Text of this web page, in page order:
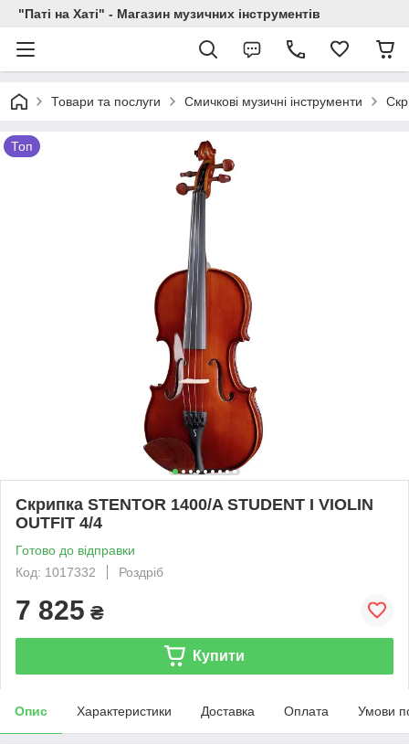
"Паті на Хаті" - Магазин музичних інструментів
Товари та послуги Смичкові музичні інструменти
Топ
Скрипка STENTOR 1400/A STUDENT I VIOLIN
OUTFIT 4/4
Готово до відправки
Код: 1017332
Роздріб
7 825 ₴
Купити
Опис Характеристики Доставка Оплата Умови